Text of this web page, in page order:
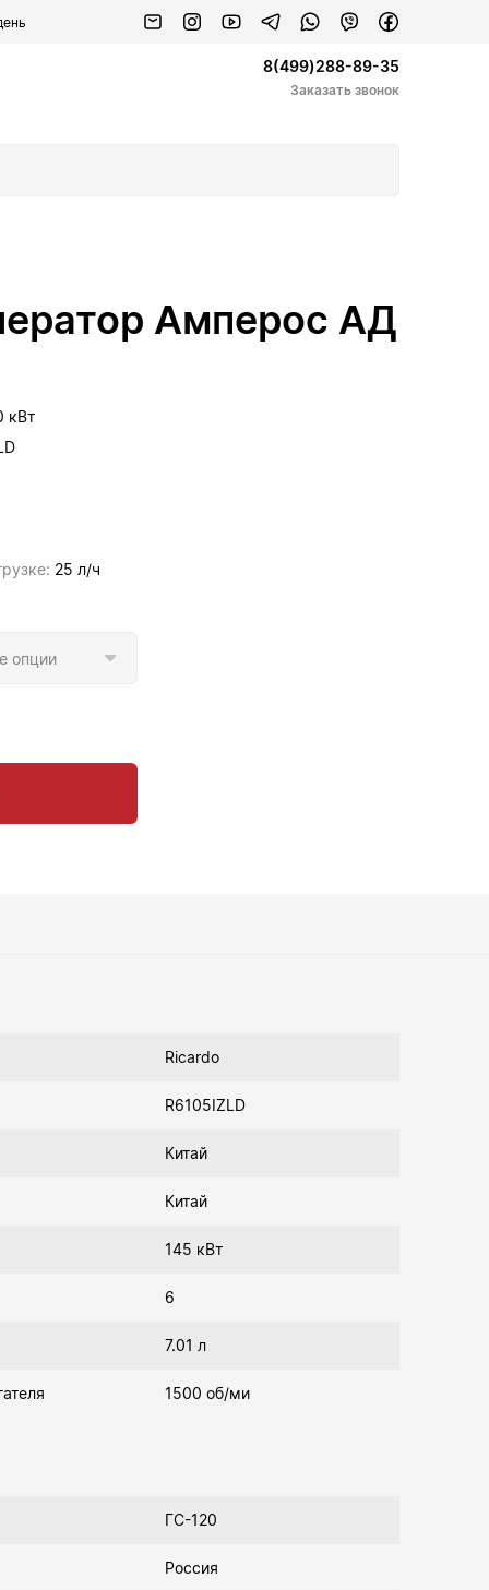
8(499)288-89-35
Заказать звонок
Амперос АД
кВт
25 л/ч
Ricardo
R6105IZLD
Китай
Китай
145 кВт
6
7.01 л
1500 об/ми
ГС-120
Россия